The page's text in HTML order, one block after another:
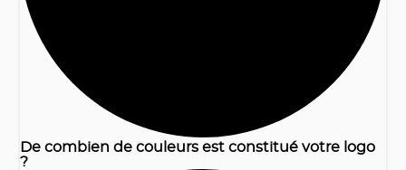
De combien de couleurs est constitué votre logo
?